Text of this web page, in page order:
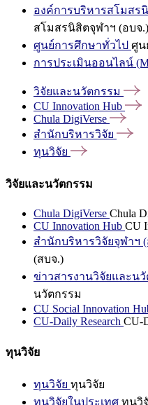
องค์การบริหารสโมสร
สโมสรนิสิตจุฬาฯ (อบจ.)
ศูนย์การศึกษาทั่วไป ศูน
การประเมินออนไลน์
วิจัยและนวัตกรรม
CU Innovation Hub
Chula DigiVerse
สำนักบริหารวิจัย
ทุนวิจัย
วิจัยและนวัตกรรม
Chula DigiVerse Chula
CU Innovation Hub CU
สำนักบริหารวิจัยจุฬาฯ
(สบจ.)
ข่าวสารงานวิจัยและน
นวัตกรรม
CU Social Innovation
CU-Daily Research CU-
ทุนวิจัย
ทุนวิจัย ทุนวิจัย
ทุนวิจัยในประเทศ ทุนวิ